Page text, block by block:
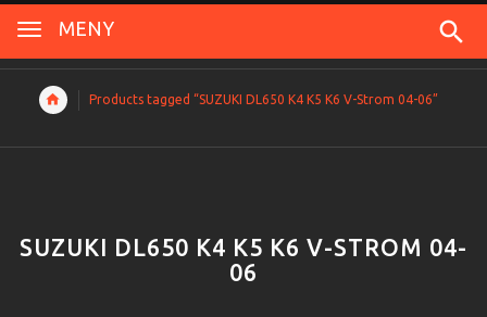
MENY
Products tagged “SUZUKI DL650 K4 K5 K6 V-Strom 04-06”
SUZUKI DL650 K4 K5 K6 V-STROM 04-
06